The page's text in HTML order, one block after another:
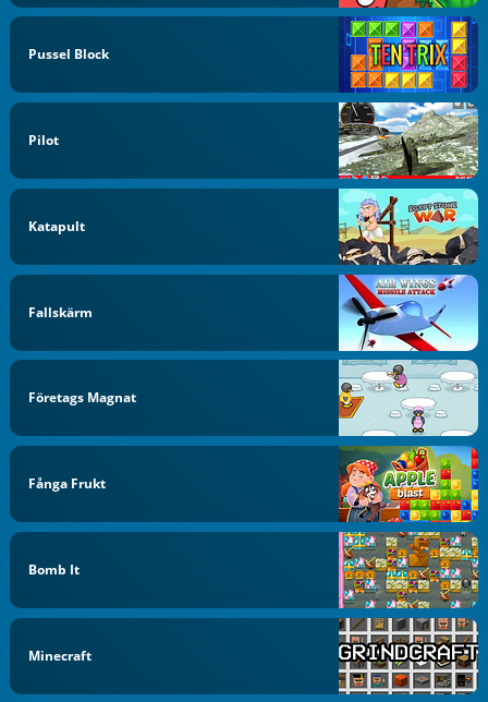
Pussel Block
Pilot
Katapult
Fallskärm
Företags Magnat
Fånga Frukt
Bomb It
Minecraft